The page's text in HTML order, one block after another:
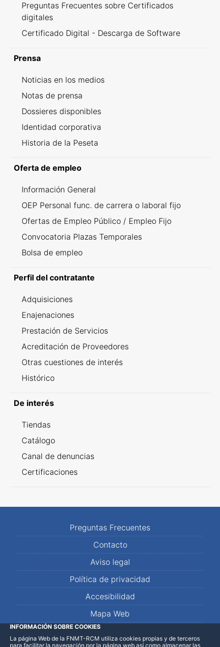
Preguntas Frecuentes sobre Certificados
digitales
Certificado Digital - Descarga de Software
Prensa
Noticias en los medios
Notas de prensa
Dossieres disponibles
Identidad corporativa
Historia de la Peseta
Oferta de empleo
Información General
OEP Personal func. de carrera o laboral fijo
Ofertas de Empleo Público / Empleo Fijo
Convocatoria Plazas Temporales
Bolsa de empleo
Perfil del contratante
Adquisiciones
Enajenaciones
Prestación de Servicios
Acreditación de Proveedores
Otras cuestiones de interés
Histórico
De interés
Tiendas
Catálogo
Canal de denuncias
Certificaciones
Preguntas Frecuentes
Contacto
Aviso legal
Política de privacidad
Accesibilidad
Mapa Web
LinkedInFacebookWhatsApp
INFORMACIÓN SOBRE COOKIES
La página Web de la FNMT-RCM utiliza cookies propias y de terceros
para facilitar la navegación por la página web así como almacenar las